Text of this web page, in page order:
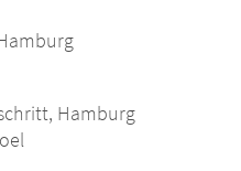
Hamburg